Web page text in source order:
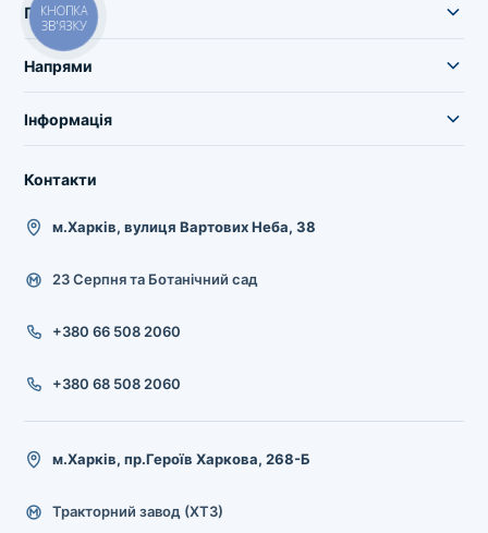
Послуги
Напрями
Інформація
Контакти
м.Харків, вулиця Вартових Неба, 38
23 Серпня та Ботанічний сад
+380 66 508 2060
+380 68 508 2060
м.Харків, пр.Героїв Харкова, 268-Б
Тракторний завод (ХТЗ)
КНОПКА
ЗВ'ЯЗКУ